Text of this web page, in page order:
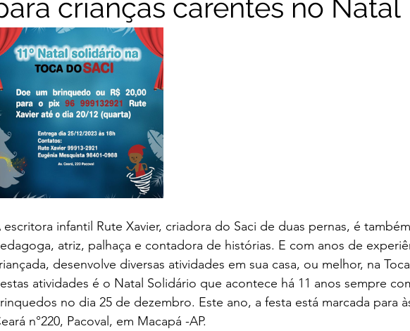
crianças carentes no Natal
escritora infantil Rute Xavier, criadora do Saci de duas pernas, é
atriz, palhaça e contadora de histórias. E com anos de
desenvolve diversas atividades em sua casa, ou melhor, na
atividades é o Natal Solidário que acontece há 11 anos sempre
no dia 25 de dezembro. Este ano, a festa está marcada para
n°220, Pacoval, em Macapá -AP.